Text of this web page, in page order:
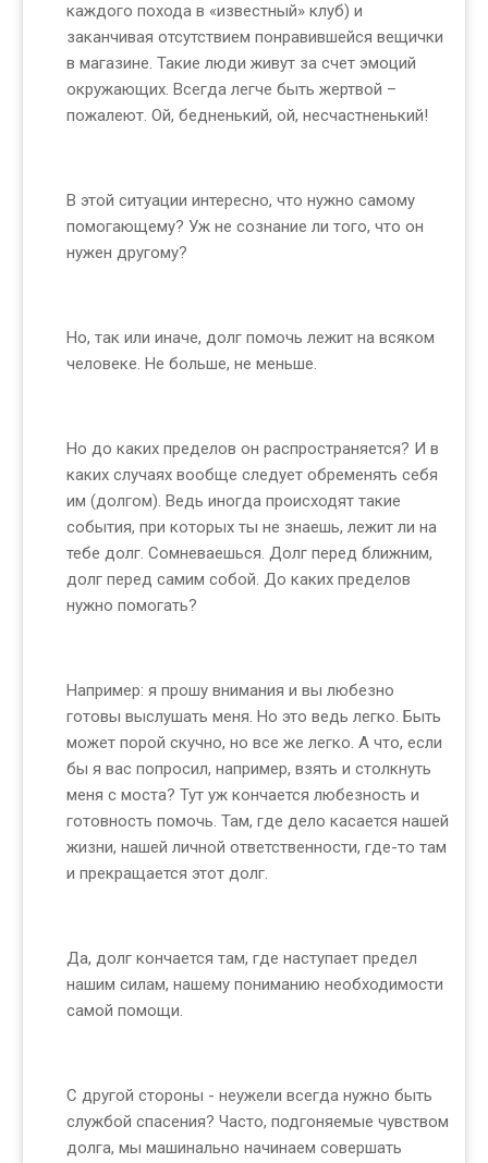
каждого похода в «известный» клуб) и
заканчивая отсутствием понравившейся вещички
в магазине. Такие люди живут за счет эмоций
окружающих. Всегда легче быть жертвой –
пожалеют. Ой, бедненький, ой, несчастненький!
В этой ситуации интересно, что нужно самому
помогающему? Уж не сознание ли того, что он
нужен другому?
Но, так или иначе, долг помочь лежит на всяком
человеке. Не больше, не меньше.
Но до каких пределов он распространяется? И в
каких случаях вообще следует обременять себя
им (долгом). Ведь иногда происходят такие
события, при которых ты не знаешь, лежит ли на
тебе долг. Сомневаешься. Долг перед ближним,
долг перед самим собой. До каких пределов
нужно помогать?
Например: я прошу внимания и вы любезно
готовы выслушать меня. Но это ведь легко. Быть
может порой скучно, но все же легко. А что, если
бы я вас попросил, например, взять и столкнуть
меня с моста? Тут уж кончается любезность и
готовность помочь. Там, где дело касается нашей
жизни, нашей личной ответственности, где-то там
и прекращается этот долг.
Да, долг кончается там, где наступает предел
нашим силам, нашему пониманию необходимости
самой помощи.
С другой стороны - неужели всегда нужно быть
службой спасения? Часто, подгоняемые чувством
долга, мы машинально начинаем совершать